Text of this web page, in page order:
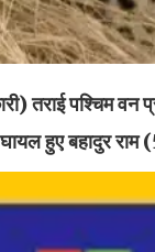
तराई पश्चिम वन
हुए बहादुर